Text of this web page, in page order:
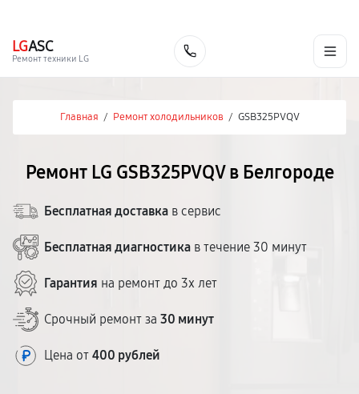
LGASC
Ремонт техники LG
Главная / Ремонт холодильников / GSB325PVQV
Ремонт LG GSB325PVQV в Белгороде
Бесплатная доставка в сервис
Бесплатная диагностика в течение 30 минут
Гарантия на ремонт до 3х лет
Срочный ремонт за 30 минут
Цена от 400 рублей